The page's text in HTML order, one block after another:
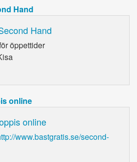
Hand
Hand
öppettider
online
online
www.bastgratis.se/second-